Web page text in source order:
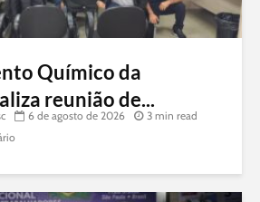
Químico da
reunião de...
6 de agosto de 2026
3 min read